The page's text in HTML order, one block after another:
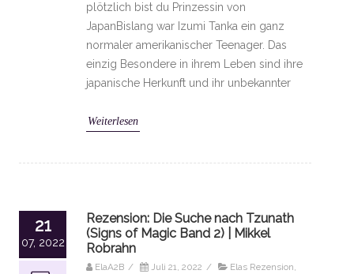
plötzlich bist du Prinzessin von
JapanBislang war Izumi Tanka ein ganz
normaler amerikanischer Teenager. Das
einzig Besondere in ihrem Leben sind ihre
japanische Herkunft und ihr unbekannter
Weiterlesen
21
07, 2022
Rezension: Die Suche nach Tzunath
(Signs of Magic Band 2) | Mikkel
Robrahn
ElaA2B / Juli 21, 2022 / Elas Rezension,